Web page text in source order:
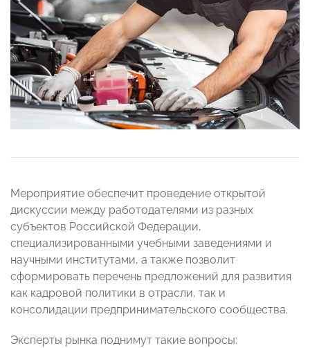
Мероприятие обеспечит проведение открытой
дискуссии между работодателями из разных
субъектов Российской Федерации,
специализированными учебными заведениями и
научными институтами, а также позволит
сформировать перечень предложений для развития
как кадровой политики в отрасли, так и
консолидации предпринимательского сообщества.
Эксперты рынка поднимут такие вопросы: